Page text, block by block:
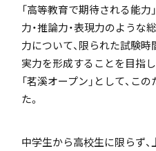
「高等教育で期待される能力
力・推論力・表現力のよう
力について、限られた試験
実力を形成することを目指
「茗溪オープン」として、こ
た。
中学生から高校生に限らず
いじめ防止基本方針